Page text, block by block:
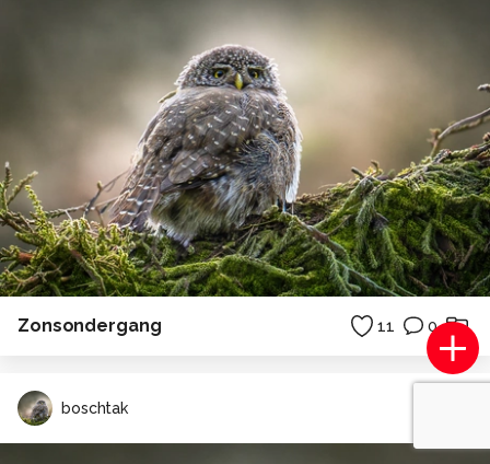
Zonsondergang 11 0
boschtak